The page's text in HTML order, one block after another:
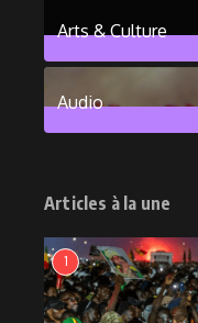
Arts & Culture
Audio
Articles à la une
1